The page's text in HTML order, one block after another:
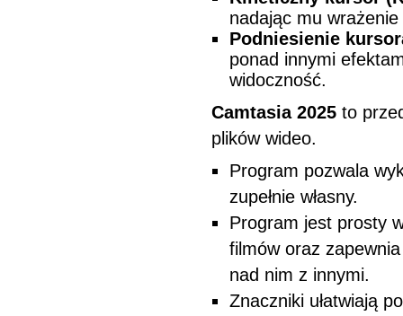
nadając mu
Podniesienie
ponad innymi
widoczność.
Camtasia 2025 to
plików wideo.
Program pozwala
zupełnie własny.
Program jest prosty
filmów oraz
nad nim z innymi.
Znaczniki ułatwiają